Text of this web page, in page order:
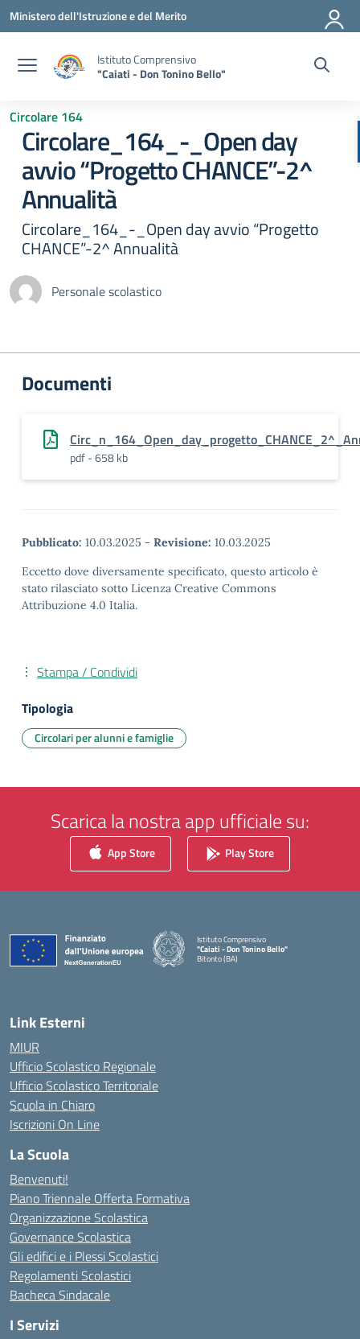
Vai ai contenuti
Vai al menu di navigazione
Vai al footer
Ministero dell'Istruzione e del Merito
Istituto Comprensivo
"Caiati - Don Tonino Bello"
Circolare 164
Circolare_164_-_Open day
avvio “Progetto CHANCE”-2^
Annualità
Circolare_164_-_Open day avvio “Progetto
CHANCE”-2^ Annualità
Personale scolastico
Documenti
pdf - 658 kb
Pubblicato: 10.03.2025 - Revisione: 10.03.2025
Eccetto dove diversamente specificato, questo articolo è
stato rilasciato sotto Licenza Creative Commons
Attribuzione 4.0 Italia.
Stampa / Condividi
Tipologia
Circolari per alunni e famiglie
Scarica la nostra app ufficiale su:
App Store Play Store
Istituto Comprensivo
"Caiati - Don Tonino Bello"
Bitonto (BA)
Link Esterni
MIUR
Ufficio Scolastico Regionale
Ufficio Scolastico Territoriale
Scuola in Chiaro
Iscrizioni On Line
La Scuola
Benvenuti!
Piano Triennale Offerta Formativa
Organizzazione Scolastica
Governance Scolastica
Gli edifici e i Plessi Scolastici
Regolamenti Scolastici
Bacheca Sindacale
I Servizi